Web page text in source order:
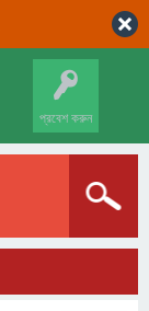
প্রবেশ করুন